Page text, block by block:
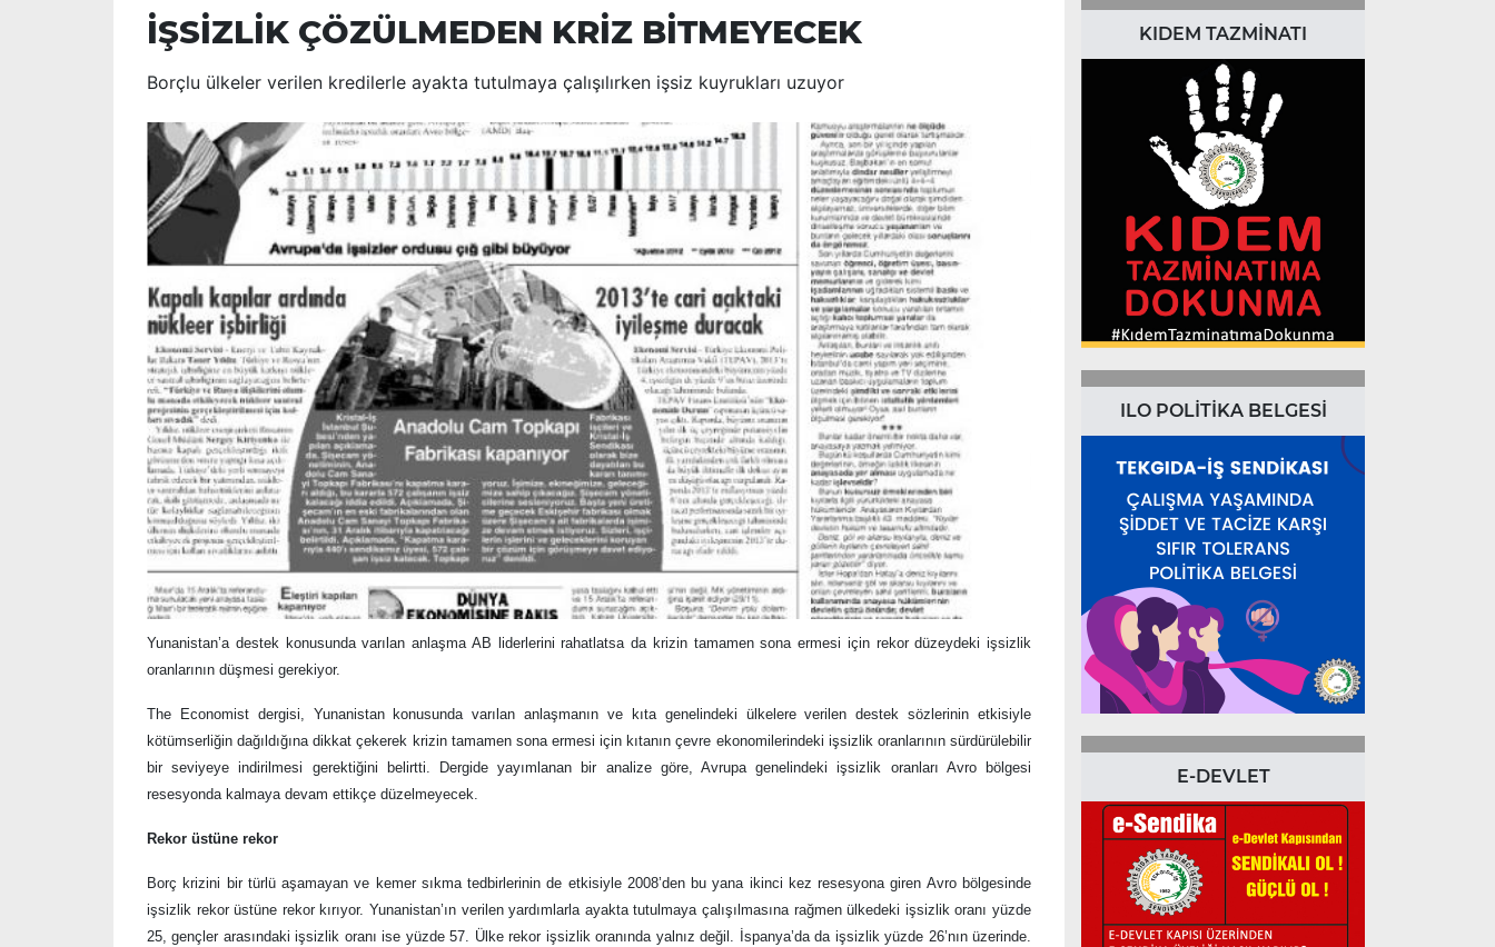
İŞSİZLİK ÇÖZÜLMEDEN KRİZ BİTMEYECEK
Borçlu ülkeler verilen kredilerle ayakta tutulmaya çalışılırken işsiz kuyrukları uzuyor
Yunanistan’a destek konusunda varılan anlaşma AB liderlerini rahatlatsa da krizin tamamen sona ermesi için rekor düzeydeki işsizlik
oranlarının düşmesi gerekiyor.
The Economist dergisi, Yunanistan konusunda varılan anlaşmanın ve kıta genelindeki ülkelere verilen destek sözlerinin etkisiyle
kötümserliğin dağıldığına dikkat çekerek krizin tamamen sona ermesi için kıtanın çevre ekonomilerindeki işsizlik oranlarının sürdürülebilir
bir seviyeye indirilmesi gerektiğini belirtti. Dergide yayımlanan bir analize göre, Avrupa genelindeki işsizlik oranları Avro bölgesi
resesyonda kalmaya devam ettikçe düzelmeyecek.
Rekor üstüne rekor
Borç krizini bir türlü aşamayan ve kemer sıkma tedbirlerinin de etkisiyle 2008’den bu yana ikinci kez resesyona giren Avro bölgesinde
işsizlik rekor üstüne rekor kırıyor. Yunanistan’ın verilen yardımlarla ayakta tutulmaya çalışılmasına rağmen ülkedeki işsizlik oranı yüzde
25, gençler arasındaki işsizlik oranı ise yüzde 57. Ülke rekor işsizlik oranında yalnız değil. İspanya’da da işsizlik yüzde 26’nın üzerinde.
KIDEM TAZMİNATI
ILO POLİTİKA BELGESİ
E-DEVLET